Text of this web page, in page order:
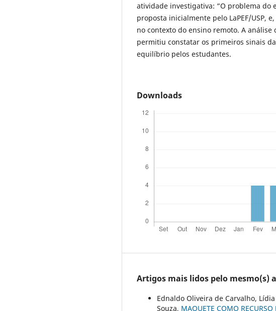
atividade investigativa: “O problema do
proposta inicialmente pelo LaPEF/USP,
no contexto do ensino remoto. A
permitiu constatar os primeiros sinais
equilíbrio pelos estudantes.
Downloads
Artigos mais lidos pelo mesmo(s)
Ednaldo Oliveira de Carvalho,
Souza, MAQUETE COMO